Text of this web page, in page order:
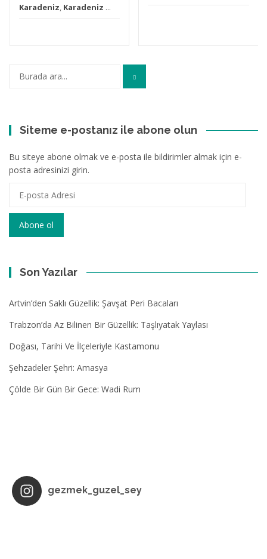
Karadeniz, Karadeniz ...
Siteme e-postanız ile abone olun
Bu siteye abone olmak ve e-posta ile bildirimler almak için e-
posta adresinizi girin.
posta
Adresi
Abone ol
Son Yazılar
Artvin’den Saklı Güzellik: Şavşat Peri Bacaları
Trabzon’da Az Bilinen Bir Güzellik: Taşlıyatak Yaylası
Doğası, Tarihi Ve İlçeleriyle Kastamonu
Şehzadeler Şehri: Amasya
Çölde Bir Gün Bir Gece: Wadi Rum
gezmek_guzel_sey